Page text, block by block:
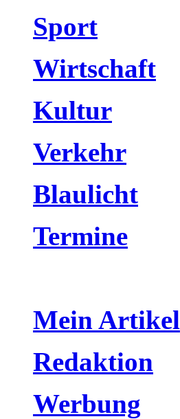
Sport
Wirtschaft
Kultur
Verkehr
Blaulicht
Termine
Mein Artikel
Redaktion
Werbung